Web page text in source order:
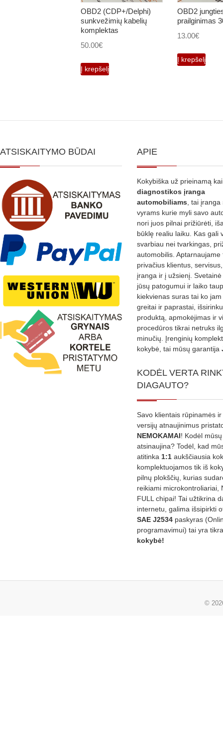
OBD2 (CDP+/Delphi)
sunkvežimių kabelių
komplektas
50.00€
Į krepšelį
OBD2
prailginimas
13.00€
Į krepšelį
ATSISKAITYMO BŪDAI APIE
Kokybiška už prieinamą
diagnostikos įranga
automobiliams , tai
vyrams kurie myli savo
nori juos pilnai prižiūrėti,
būklę realiu laiku. Kas gali
svarbiau nei tvarkingas,
automobilis. Aptarnaujame
privačius klientus,
įranga ir į užsienį.
jūsų patogumui ir laiko
kiekvienas suras tai ko
greitai ir paprastai,
produktą, apmokėjimas ir
procedūros tikrai netruks
minučių. Įrenginių
kokybė, tai mūsų garantija
KODĖL VERTA
DIAGAUTO?
Savo klientais rūpinamės
versijų atnaujinimus
NEMOKAMAI! Kodėl
atsinaujina? Todėl, kad
atitinka 1:1 aukščiausia
komplektuojamos tik iš
pilnų plokščių, kurias
reikiami microkontroliariai,
FULL chipai! Tai užtikrina
internetu, galima išsipirkti
SAE J2534 paskyras
programavimui) tai yra
kokybė!
©